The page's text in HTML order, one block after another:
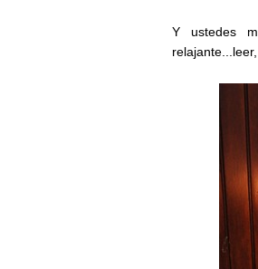
Y ustedes m
relajante...leer,